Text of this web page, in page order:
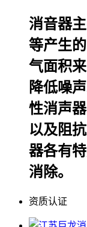
消音器
等产生
气面积
降低噪
性消声
以及阻
器各有
消除。
资质认证